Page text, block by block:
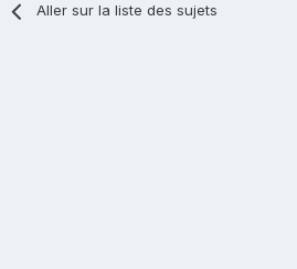
Aller sur la liste des sujets